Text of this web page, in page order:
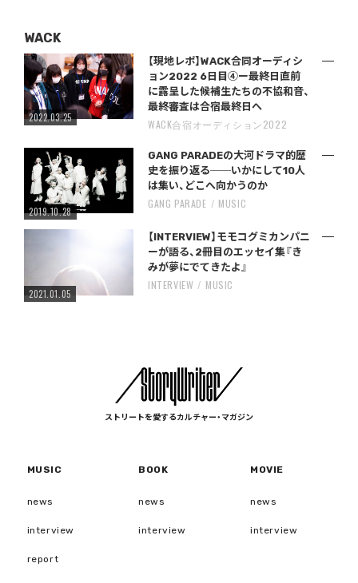
WACK
2022.03.25
【現地レポ】WACK合同オーディシ
ョン2022 6日目④ー最終日直前
に露呈した候補生たちの不協和音、
最終審査は合宿最終日へ
WACK合宿オーディション2022
2019.10.28
GANG PARADEの大河ドラマ的歴
史を振り返る──いかにして10人
は集い、どこへ向かうのか
GANG PARADE MUSIC
2021.01.05
【INTERVIEW】モモコグミカンパニ
ーが語る、2冊目のエッセイ集『き
みが夢にでてきたよ』
INTERVIEW MUSIC
ストリートを愛するカルチャー・マガジン
MUSIC
news
interview
report
BOOK
news
interview
MOVIE
news
interview